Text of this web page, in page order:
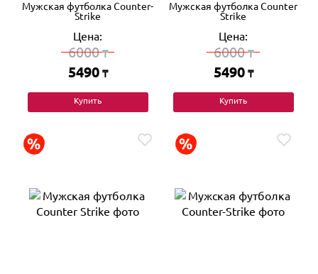
Мужская футболка Counter-
Strike
Цена:
6000₸
5490 ₸
Купить
Мужская футболка Counter
Strike
Цена:
6000₸
5490 ₸
Купить